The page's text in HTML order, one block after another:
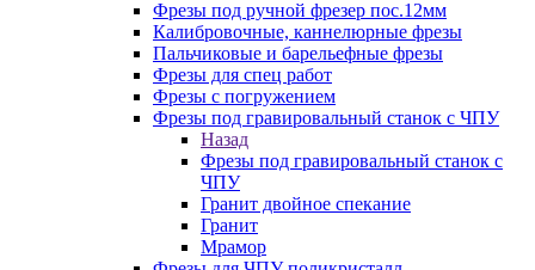
Фрезы под ручной фрезер пос.12мм
Калибровочные, каннелюрные фрезы
Пальчиковые и барельефные фрезы
Фрезы для спец работ
Фрезы с погружением
Фрезы под гравировальный станок с ЧПУ
Назад
Фрезы под гравировальный станок с
ЧПУ
Гранит двойное спекание
Гранит
Мрамор